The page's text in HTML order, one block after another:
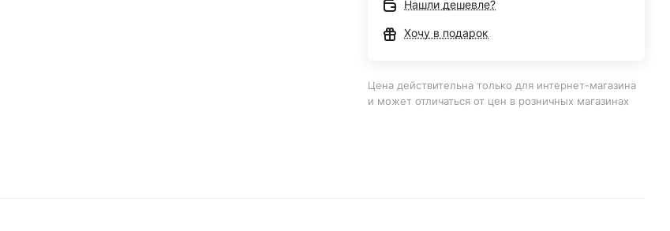
Нашли дешевле?
Хочу в подарок
Цена действительна только для интернет-магазина
и может отличаться от цен в розничных магазинах